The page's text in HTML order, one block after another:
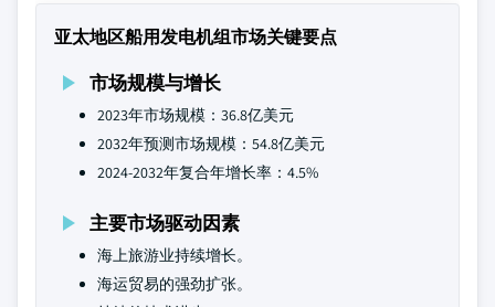
亚太地区船用发电机组市场关键要点
市场规模与增长
2023年市场规模：36.8亿美元
2032年预测市场规模：54.8亿美元
2024-2032年复合年增长率：4.5%
主要市场驱动因素
海上旅游业持续增长。
海运贸易的强劲扩张。